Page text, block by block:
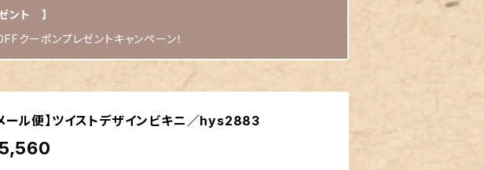
ント 】
ーポンプレゼントキャンペーン！
メール便】ツイストデザインビキニ／hys2883